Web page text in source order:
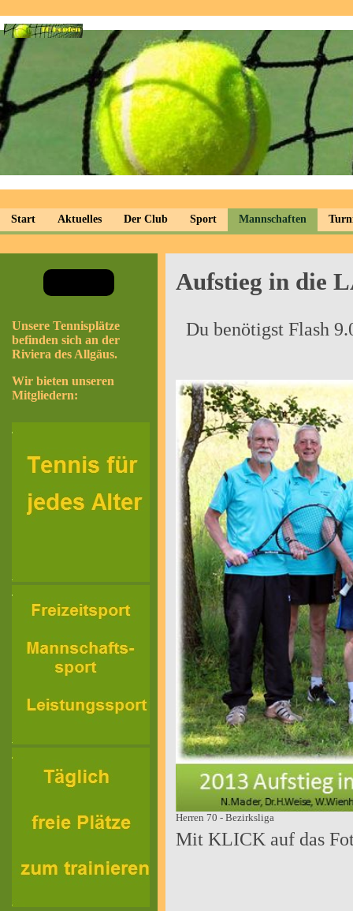
Start Aktuelles Der Club Sport Mannschaften
Unsere Tennisplätze
befinden sich an der
Riviera des Allgäus.
Wir bieten unseren
Mitgliedern:
Aufstieg in die
Du benötigst Flash
Herren 70 - Bezirksliga
Mit KLICK auf das